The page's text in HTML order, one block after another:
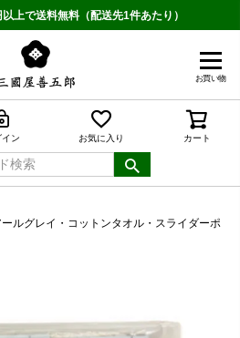
上で送料無料（配送先1件あたり）
お買い物
イン お気に入り カート
ルグレイ・コットンタオル・スライダーポ